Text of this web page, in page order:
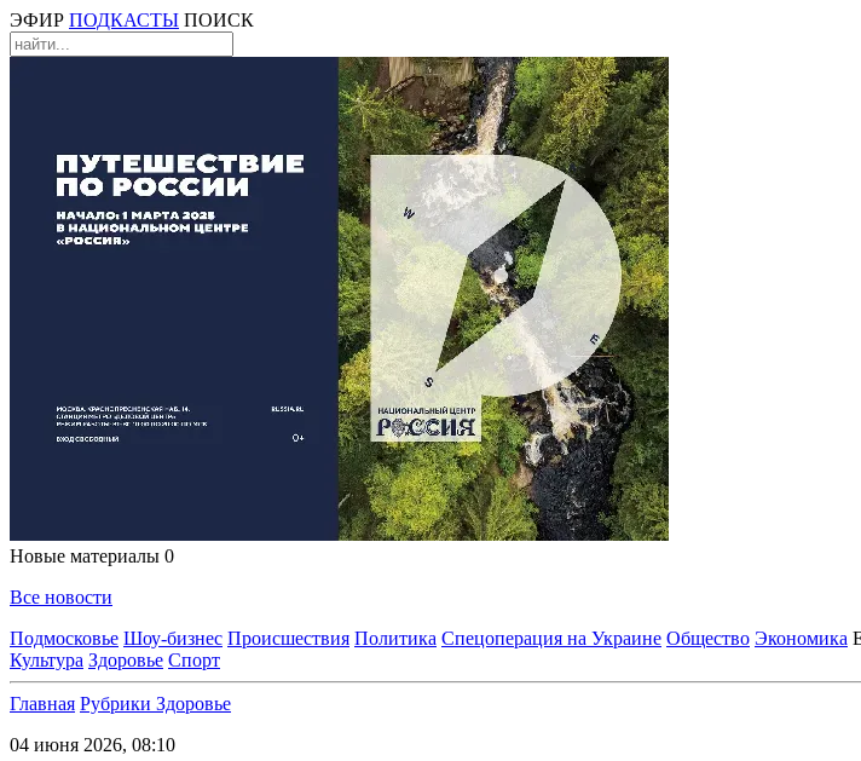
ЭФИР ПОДКАСТЫ ПОИСК
Новые материалы 0
Все новости
Подмосковье Шоу-бизнес Происшествия Политика Спецоперация на Украине Общество Экономика
Культура Здоровье Спорт
Главная Рубрики Здоровье
04 июня 2026, 08:10